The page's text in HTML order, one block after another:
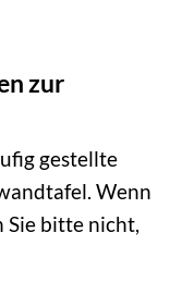
zur
gestellte
Wenn
Sie bitte nicht,